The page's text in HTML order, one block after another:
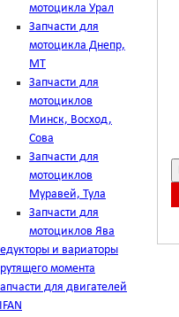
мотоцикла Урал
Запчасти для
мотоцикла Днепр,
МТ
Запчасти для
мотоциклов
Минск, Восход,
Сова
Запчасти для
мотоциклов
Муравей, Тула
Запчасти для
мотоциклов Ява
и вариаторы
момента
для двигателей